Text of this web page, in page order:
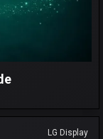
LG Display